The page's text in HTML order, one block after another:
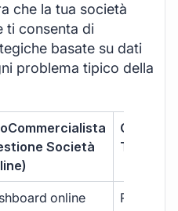
che la tua società
ti consenta di
basate su dati
problema tipico della
Società
online
Report